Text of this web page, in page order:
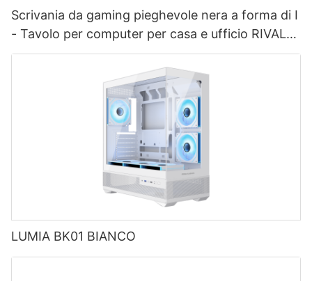
Scrivania da gaming pieghevole nera a forma di I
- Tavolo per computer per casa e ufficio RIVAL
FORGE
LUMIA BK01 BIANCO